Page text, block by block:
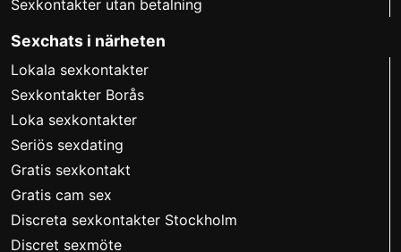
Sexkontakter utan betalning
Sexchats i närheten
Lokala sexkontakter
Sexkontakter Borås
Loka sexkontakter
Seriös sexdating
Gratis sexkontakt
Gratis cam sex
Discreta sexkontakter Stockholm
Discret sexmöte